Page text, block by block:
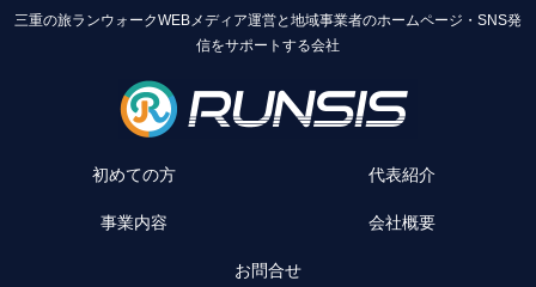
三重の旅ランウォークWEBメディア運営と地域事業者のホームページ・SNS発
信をサポートする会社
初めての方 代表紹介
事業内容 会社概要
お問合せ